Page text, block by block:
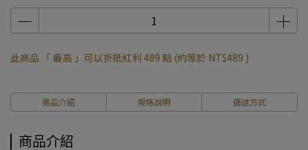
此商品 「 最高 」可以折抵紅利 489 點 (約等於 NT$489 )
商品介紹 規格說明 運送方式
商品介紹